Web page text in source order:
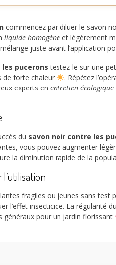
commencez par diluer le savon
liquide homogène et légèrement
juste avant l’application
les pucerons testez-le sur une
de forte chaleur
. Répétez
experts en entretien écologique
du savon noir contre les
vous pouvez augmenter
la diminution rapide de la
fragiles ou jeunes sans
l’effet insecticide. La régularité
généraux pour un jardin florissant